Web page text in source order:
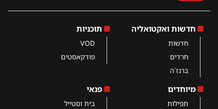
חדשות ואקטואליה
חדשות
חרדים
ברנז´ה
תוכניות
VOD
פודקאסטים
מיוחדים
תפילות
פנאי
בית וסטייל